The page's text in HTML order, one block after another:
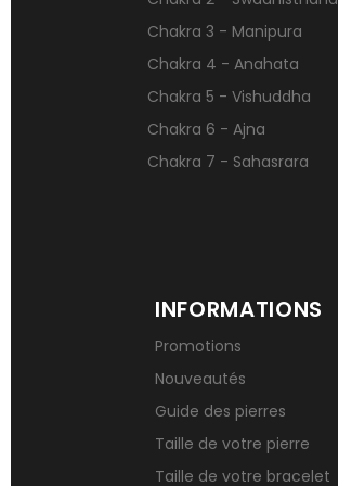
Qu’est-ce qu’une gemme ?
Signification des pierres de naissance
Chakra 3 - Manipura
Chakra 4 - Anahata
Chakra 5 - Vishuddha
Chakra 6 - Ajna
Chakra 7 - Sahasrara
INFORMATIONS
Promotions
Nouveautés
Guide des pierres
Taille de votre pierre
Taille de votre bracelet